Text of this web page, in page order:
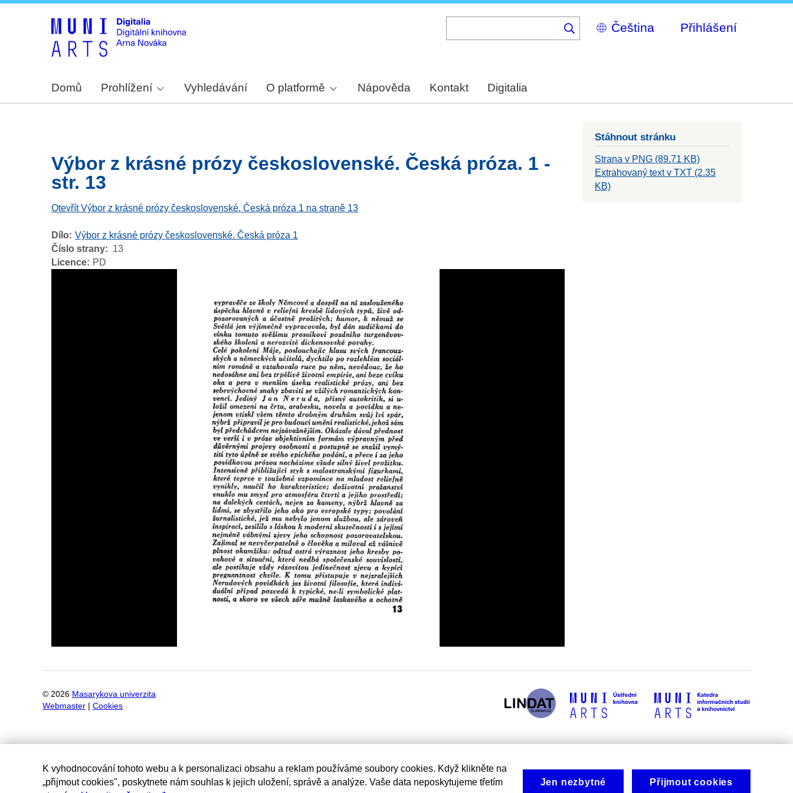
Select
your
Přihlášení
Domů Prohlížení Vyhledávání O platformě Nápověda Kontakt Digitalia
Výbor z krásné prózy československé. Česká próza. 1 -
str. 13
Otevřít Výbor z krásné prózy československé. Česká próza 1 na straně 13
Dílo Výbor z krásné prózy československé. Česká próza 1
Číslo strany
13
Licence
PD
Stáhnout stránku
Strana v PNG (89.71 KB)
Extrahovaný text v TXT (2.35
KB)
© 2026 Masarykova univerzita
Webmaster
Cookies
K vyhodnocování tohoto webu a k personalizaci obsahu a reklam používáme soubory cookies. Když klikněte na
„přijmout cookies", poskytnete nám souhlas k jejich uložení, správě a analýze. Vaše data neposkytujeme třetím
Jen nezbytné Přijmout cookies